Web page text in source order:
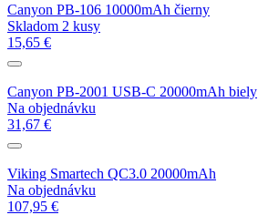
Canyon PB-106 10000mAh čierny
Skladom 2 kusy
15,65 €
Canyon PB-2001 USB-C 20000mAh biely
Na objednávku
31,67 €
Viking Smartech QC3.0 20000mAh
Na objednávku
107,95 €